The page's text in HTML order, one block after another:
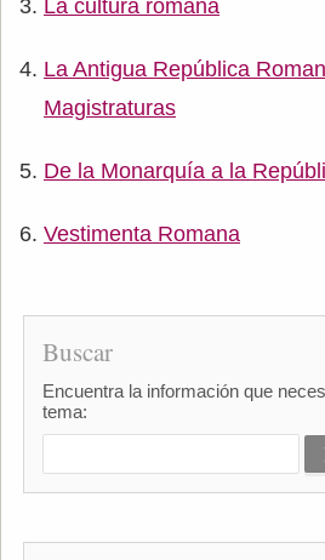
La cultura romana
La Antigua República
Magistraturas
De la Monarquía a la
Vestimenta Romana
Buscar
Encuentra la información que
tema: